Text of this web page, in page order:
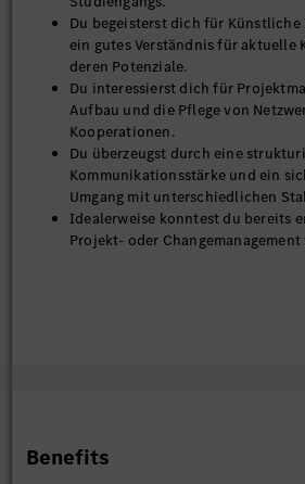
Du begeisterst dich für
ein gutes Verständnis für aktuelle
deren Potenziale.
Du interessierst dich für
Aufbau und die Pflege von
Kooperationen.
Du überzeugst durch eine
Kommunikationsstärke und ein
Umgang mit unterschiedlichen
Idealerweise konntest du bereits
Projekt- oder Changemanagement
Benefits